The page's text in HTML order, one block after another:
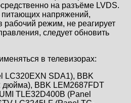
на разъёме LVDS.
питающих напряжений,
рабочий режим, не реагирует
следует обновить
в телевизорах:
LC320EXN SDA1), BBK
дюйма), BBK LEM2687FDT
TLE32D400B (Panel